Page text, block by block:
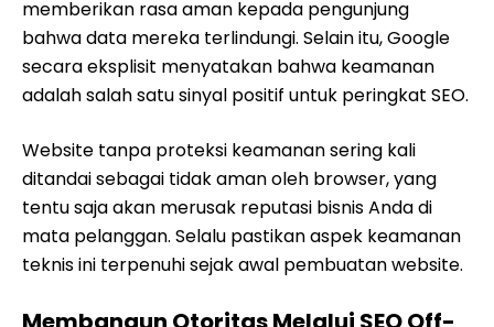
memberikan rasa aman kepada pengunjung
bahwa data mereka terlindungi. Selain itu, Google
secara eksplisit menyatakan bahwa keamanan
adalah salah satu sinyal positif untuk peringkat SEO.
Website tanpa proteksi keamanan sering kali
ditandai sebagai tidak aman oleh browser, yang
tentu saja akan merusak reputasi bisnis Anda di
mata pelanggan. Selalu pastikan aspek keamanan
teknis ini terpenuhi sejak awal pembuatan website.